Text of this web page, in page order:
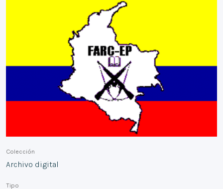
Colección
Archivo digital
Tipo